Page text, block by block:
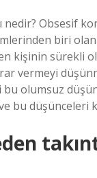
nedir? Obsesif
biri olan
kişinin sürekli
vermeyi
bu olumsuz
bu düşünceleri